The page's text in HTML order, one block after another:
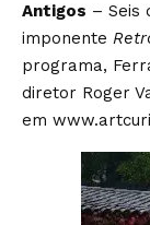
Antigos – Seis
imponente
programa,
diretor Roger
em